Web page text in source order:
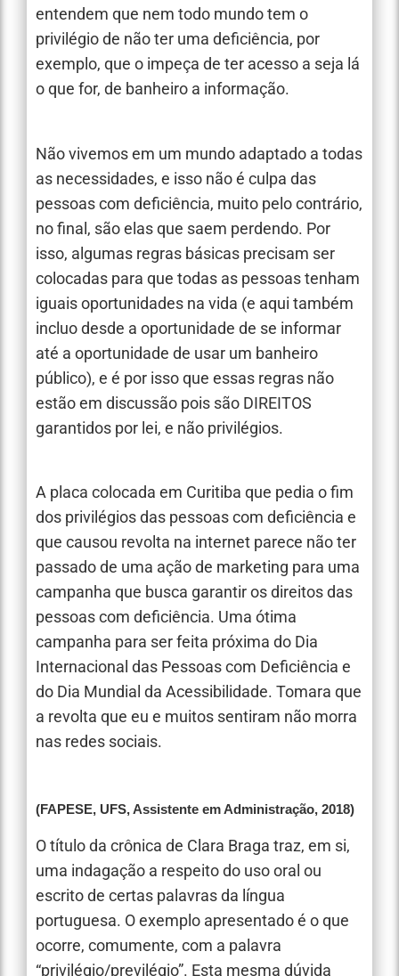
entendem que nem todo mundo tem o
privilégio de não ter uma deficiência, por
exemplo, que o impeça de ter acesso a seja lá
o que for, de banheiro a informação.
Não vivemos em um mundo adaptado a todas
as necessidades, e isso não é culpa das
pessoas com deficiência, muito pelo contrário,
no final, são elas que saem perdendo. Por
isso, algumas regras básicas precisam ser
colocadas para que todas as pessoas tenham
iguais oportunidades na vida (e aqui também
incluo desde a oportunidade de se informar
até a oportunidade de usar um banheiro
público), e é por isso que essas regras não
estão em discussão pois são DIREITOS
garantidos por lei, e não privilégios.
A placa colocada em Curitiba que pedia o fim
dos privilégios das pessoas com deficiência e
que causou revolta na internet parece não ter
passado de uma ação de marketing para uma
campanha que busca garantir os direitos das
pessoas com deficiência. Uma ótima
campanha para ser feita próxima do Dia
Internacional das Pessoas com Deficiência e
do Dia Mundial da Acessibilidade. Tomara que
a revolta que eu e muitos sentiram não morra
nas redes sociais.
(FAPESE, UFS, Assistente em Administração, 2018)
O título da crônica de Clara Braga traz, em si,
uma indagação a respeito do uso oral ou
escrito de certas palavras da língua
portuguesa. O exemplo apresentado é o que
ocorre, comumente, com a palavra
“privilégio/previlégio”. Esta mesma dúvida